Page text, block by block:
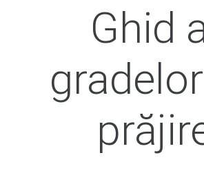
Ghid